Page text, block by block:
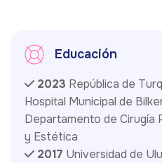
Educación
2023 República de
Hospital Municipal de
Departamento de Cirugía
y Estética
2017 Universidad de